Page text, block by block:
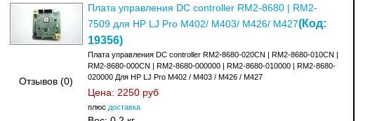
Отзывов (0)
Плата управления DC controller RM2-8680 | RM2-
7509 для HP LJ Pro M402/ M403/ M426/ M427(Код:
19356)
Плата управления DC controller RM2-8680-020CN | RM2-8680-010CN |
RM2-8680-000CN | RM2-8680-000000 | RM2-8680-010000 | RM2-8680-
020000 Для HP LJ Pro M402 / M403 / M426 / M427
Цена: 2250 руб
плюс доставка